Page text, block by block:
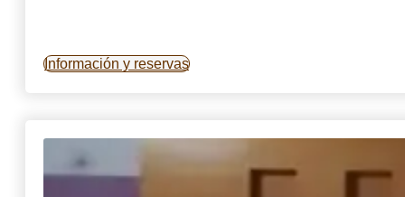
Información y reservas